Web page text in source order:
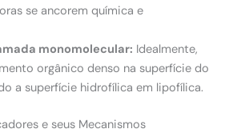
se ancorem química e
monomolecular: Idealmente,
orgânico denso na superfície do
a superfície hidrofílica em lipofílica.
e seus Mecanismos